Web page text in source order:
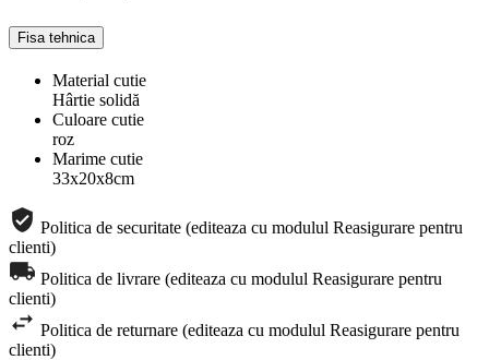
Fisa tehnica
Material cutie
Hârtie solidă
Culoare cutie
roz
Marime cutie
33x20x8cm
Politica de securitate (editeaza cu modulul Reasigurare pentru
clienti)
Politica de livrare (editeaza cu modulul Reasigurare pentru
clienti)
Politica de returnare (editeaza cu modulul Reasigurare pentru
clienti)